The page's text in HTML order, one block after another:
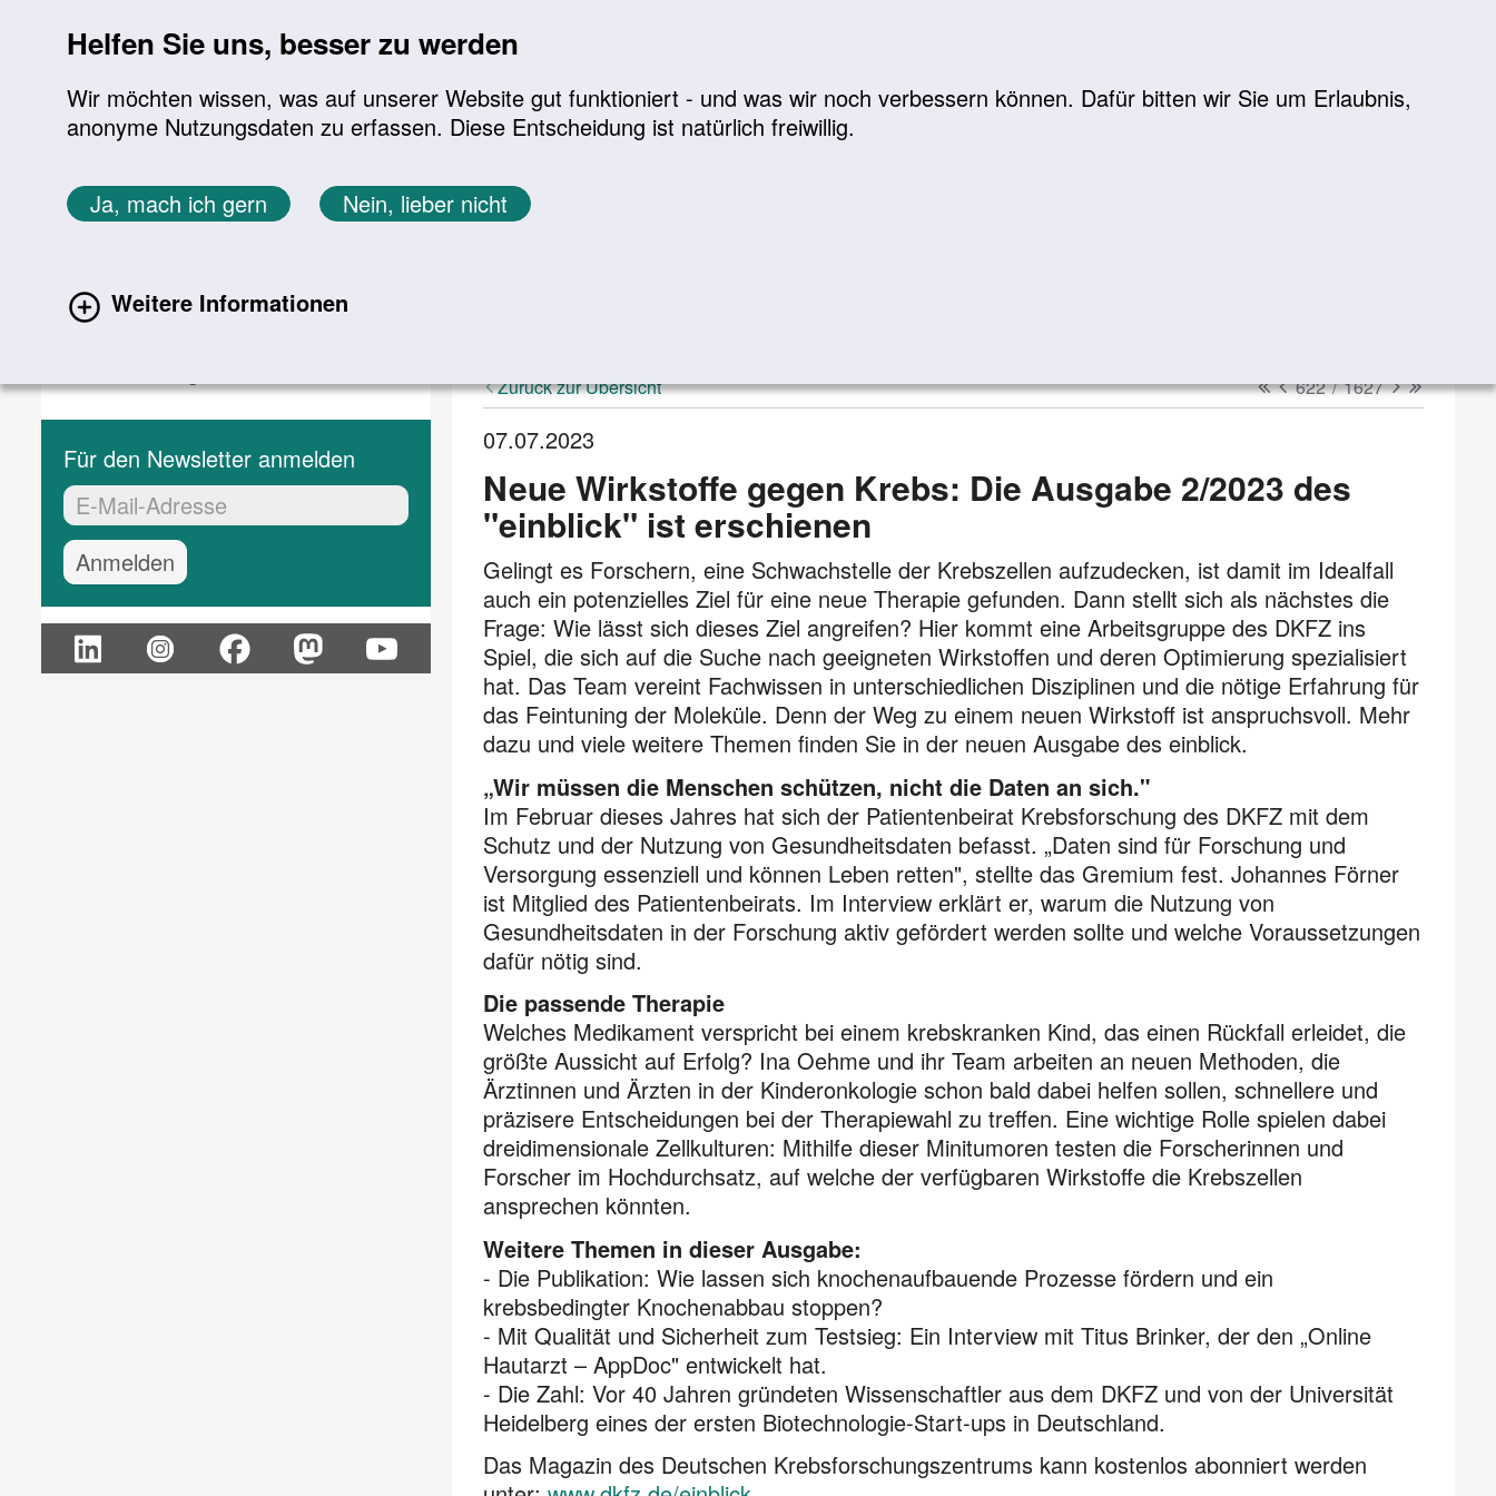
Helfen Sie uns, besser zu werden
Wir möchten wissen, was auf unserer Website gut funktioniert - und was wir noch verbessern können. Dafür bitten wir Sie um Erlaubnis,
anonyme Nutzungsdaten zu erfassen. Diese Entscheidung ist natürlich freiwillig.
Ja, mach ich gern Nein, lieber nicht
Weitere Informationen
Sie befinden sich hier:
Startseite Aktuelles Aktuelle Meldungen
Aktuelle Meldungen
Für den Newsletter anmelden
EMail-Adresse:*
Zurück zur Übersicht erster
vorheriger
622/1627nächster
letzter
07.07.2023
Neue Wirkstoffe gegen Krebs: Die Ausgabe 2/2023 des
"einblick" ist erschienen
Gelingt es Forschern, eine Schwachstelle der Krebszellen aufzudecken, ist damit im Idealfall
auch ein potenzielles Ziel für eine neue Therapie gefunden. Dann stellt sich als nächstes die
Frage: Wie lässt sich dieses Ziel angreifen? Hier kommt eine Arbeitsgruppe des DKFZ ins
Spiel, die sich auf die Suche nach geeigneten Wirkstoffen und deren Optimierung spezialisiert
hat. Das Team vereint Fachwissen in unterschiedlichen Disziplinen und die nötige Erfahrung für
das Feintuning der Moleküle. Denn der Weg zu einem neuen Wirkstoff ist anspruchsvoll. Mehr
dazu und viele weitere Themen finden Sie in der neuen Ausgabe des einblick.
„Wir müssen die Menschen schützen, nicht die Daten an sich."
Im Februar dieses Jahres hat sich der Patientenbeirat Krebsforschung des DKFZ mit dem
Schutz und der Nutzung von Gesundheitsdaten befasst. „Daten sind für Forschung und
Versorgung essenziell und können Leben retten", stellte das Gremium fest. Johannes Förner
ist Mitglied des Patientenbeirats. Im Interview erklärt er, warum die Nutzung von
Gesundheitsdaten in der Forschung aktiv gefördert werden sollte und welche Voraussetzungen
dafür nötig sind.
Die passende Therapie
Welches Medikament verspricht bei einem krebskranken Kind, das einen Rückfall erleidet, die
größte Aussicht auf Erfolg? Ina Oehme und ihr Team arbeiten an neuen Methoden, die
Ärztinnen und Ärzten in der Kinderonkologie schon bald dabei helfen sollen, schnellere und
präzisere Entscheidungen bei der Therapiewahl zu treffen. Eine wichtige Rolle spielen dabei
dreidimensionale Zellkulturen: Mithilfe dieser Minitumoren testen die Forscherinnen und
Forscher im Hochdurchsatz, auf welche der verfügbaren Wirkstoffe die Krebszellen
ansprechen könnten.
Weitere Themen in dieser Ausgabe:
- Die Publikation: Wie lassen sich knochenaufbauende Prozesse fördern und ein
krebsbedingter Knochenabbau stoppen?
- Mit Qualität und Sicherheit zum Testsieg: Ein Interview mit Titus Brinker, der den „Online
Hautarzt – AppDoc" entwickelt hat.
- Die Zahl: Vor 40 Jahren gründeten Wissenschaftler aus dem DKFZ und von der Universität
Heidelberg eines der ersten Biotechnologie-Start-ups in Deutschland.
Das Magazin des Deutschen Krebsforschungszentrums kann kostenlos abonniert werden